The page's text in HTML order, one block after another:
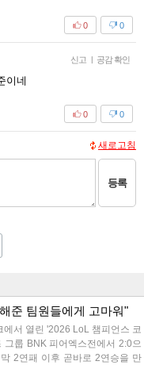
0
0
신고 | 공감 확인
이네
0
0
새로고침
등록
준 팀원들에게 고마워"
서 열린 '2026 LoL 챔피언스 코
룹 BNK 피어엑스전에서 2:0으
2연패 이후 곧바로 2연승을 만